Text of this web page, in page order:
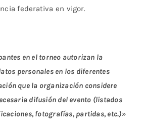
federativa en vigor.
en el torneo autorizan la
personales en los diferentes
que la organización considere
difusión del evento (listados
fotografías, partidas, etc.)»